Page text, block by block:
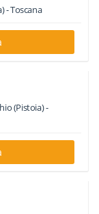
-Toscana
(Pistoia) -